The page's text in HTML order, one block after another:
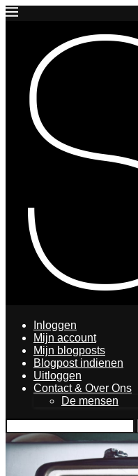
Inloggen
Mijn account
Mijn blogposts
Blogpost indienen
Uitloggen
Contact & Over Ons
De mensen